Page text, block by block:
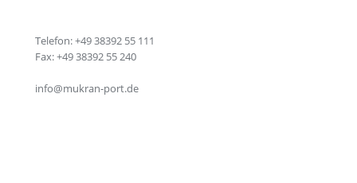
Telefon: +49 38392 55 111
Fax: +49 38392 55 240
info@mukran-port.de